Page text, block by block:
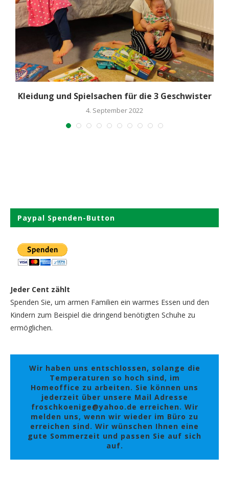
Kleidung und Spielsachen für die 3 Geschwister
4. September 2022
Paypal Spenden-Button
Jeder Cent zählt
Spenden Sie, um armen Familien ein warmes Essen und den
Kindern zum Beispiel die dringend benötigten Schuhe zu
ermöglichen.
Wir haben uns entschlossen, solange die
Temperaturen so hoch sind, im
Homeoffice zu arbeiten. Sie können uns
jederzeit über unsere Mail Adresse
froschkoenige@yahoo.de erreichen. Wir
melden uns, wenn wir wieder im Büro zu
erreichen sind. Wir wünschen Ihnen eine
gute Sommerzeit und passen Sie auf sich
auf.